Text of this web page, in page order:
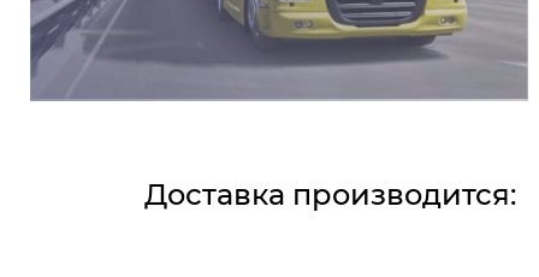
Доставка производится: